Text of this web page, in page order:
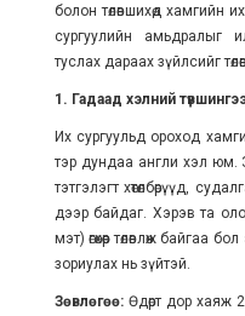
болон төлөвшихөд хамгийн
сургуулийн амьдралыг
туслах дараах зүйлсийг
1. Гадаад хэлний
Их сургуульд ороход
тэр дундаа англи хэл юм.
тэтгэлэгт хөтөлбөрүүд,
дээр байдаг. Хэрэв та
мэт) өгөхөөр төлөвлөж
зориулах нь зүйтэй.
Зөвлөгөө:Өдөрт дор хаяж